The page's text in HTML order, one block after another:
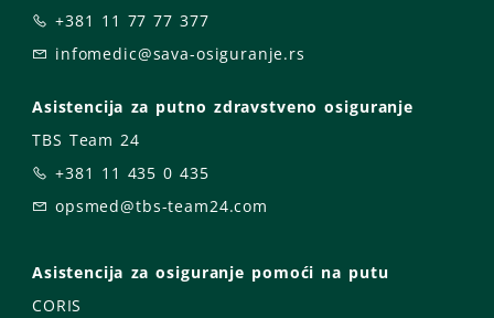
+381 11 77 77 377
infomedic@sava-osiguranje.rs
Asistencija za putno zdravstveno osiguranje
TBS Team 24
+381 11 435 0 435
opsmed@tbs-team24.com
Asistencija za osiguranje pomoći na putu
CORIS